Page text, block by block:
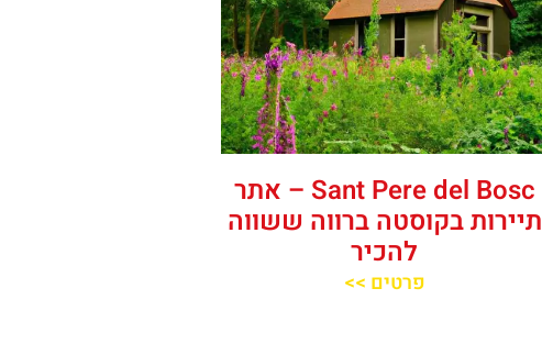
‪‪Sant Pere del Bosc‬‬ – אתר
תיירות בקוסטה ברווה ששווה
להכיר
פרטים >>